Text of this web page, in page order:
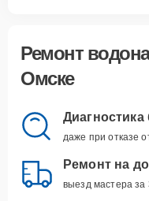
Ремонт
Омске
Диагностика
даже при отказе
Ремонт на
выезд мастера за